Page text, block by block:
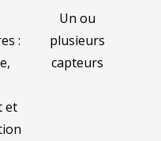
:
et
Un ou
plusieurs
capteurs